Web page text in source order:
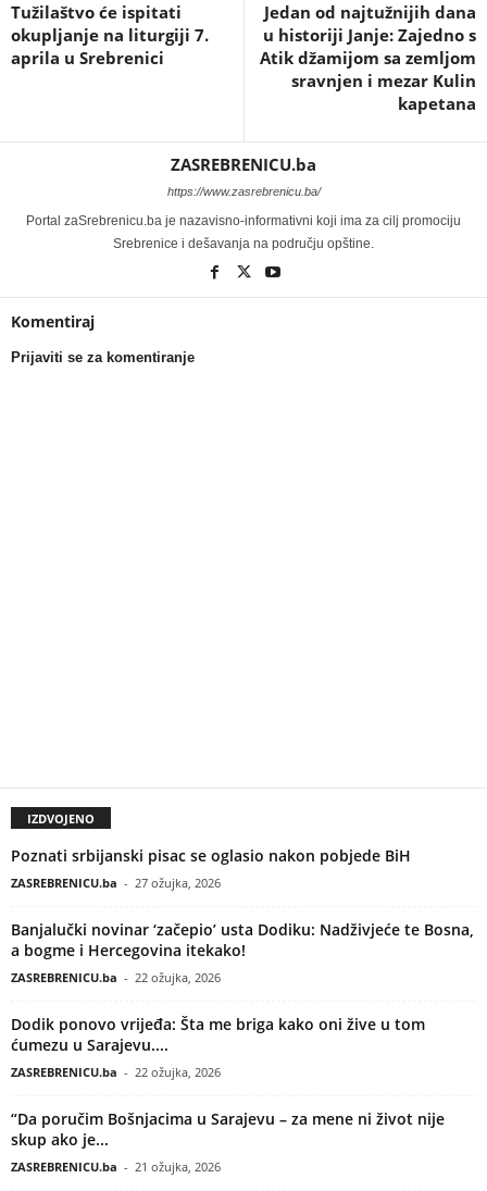
Tužilaštvo će ispitati
okupljanje na liturgiji 7.
aprila u Srebrenici
Jedan od najtužnijih dana
u historiji Janje: Zajedno s
Atik džamijom sa zemljom
sravnjen i mezar Kulin
kapetana
ZASREBRENICU.ba
https://www.zasrebrenicu.ba/
Portal zaSrebrenicu.ba je nazavisno-informativni koji ima za cilj promociju
Srebrenice i dešavanja na području opštine.
Komentiraj
Prijaviti se za komentiranje
IZDVOJENO
Poznati srbijanski pisac se oglasio nakon pobjede BiH
ZASREBRENICU.ba - 27 ožujka, 2026
Banjalučki novinar ‘začepio’ usta Dodiku: Nadživjeće te Bosna,
a bogme i Hercegovina itekako!
ZASREBRENICU.ba - 22 ožujka, 2026
Dodik ponovo vrijeđa: Šta me briga kako oni žive u tom
ćumezu u Sarajevu....
ZASREBRENICU.ba - 22 ožujka, 2026
“Da poručim Bošnjacima u Sarajevu – za mene ni život nije
skup ako je...
ZASREBRENICU.ba - 21 ožujka, 2026